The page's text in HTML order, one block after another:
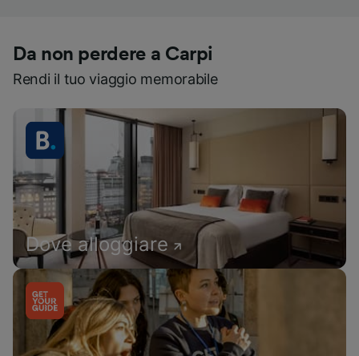
Da non perdere a Carpi
Rendi il tuo viaggio memorabile
Dove alloggiare